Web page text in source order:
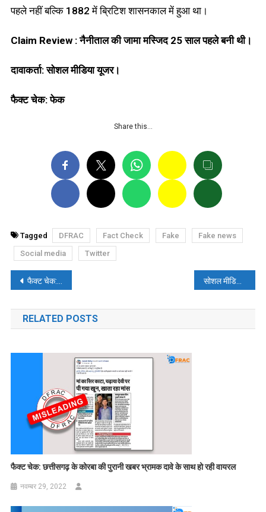
पहले नहीं बल्कि 1882 में ब्रिटिश शासनकाल में हुआ था।
Claim Review : नैनीताल की जामा मस्जिद 25 साल पहले बनी थी।
दावाकर्ता: सोशल मीडिया यूजर।
फैक्ट चेक: फेक
Share this…
Tagged DFRAC Fact Check Fake
Fake news
Social media
Twitter
पोस्ट
नेविगेशन
फैक्ट चेक: एलन मस्क के बारे में एक और झूठा दावा वायरल हुआ
RELATED POSTS
फैक्ट चेक:छत्तीसगढ़ के कोरबा की पुरानी खबर भ्रामक दावे के साथ हो रहीवायरल
नवम्बर 29, 2022